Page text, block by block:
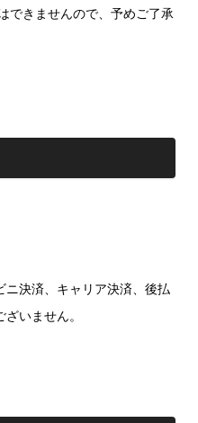
できませんので、予めご了承
決済、キャリア決済、後払
いません。